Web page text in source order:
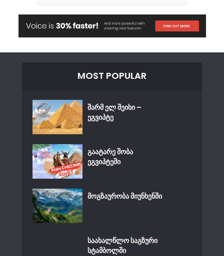
MOST POPULAR
შარმ ელ შეიხი –
ეგვიპტე
გაატარე შობა
ეგვიპტეში
მოგზაურობა მიუნხენში
საახალწლო საგზური
სტამბოლში